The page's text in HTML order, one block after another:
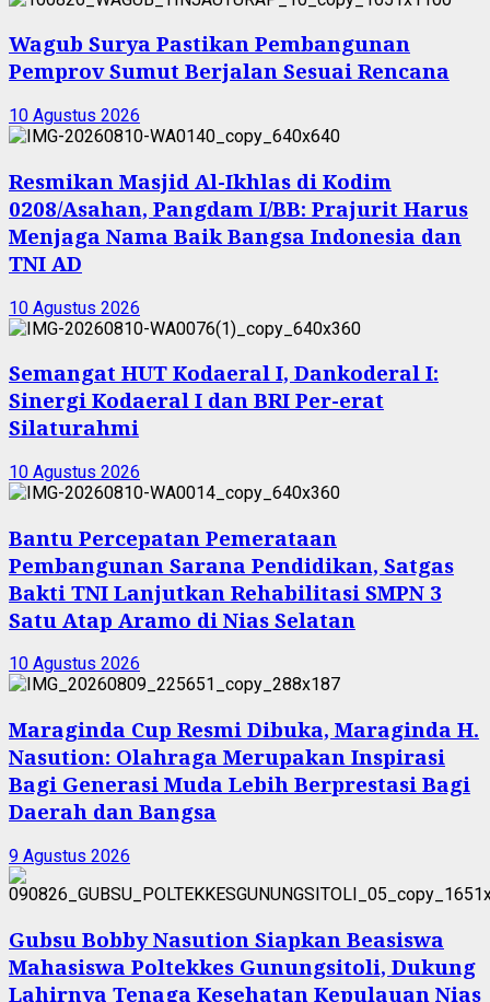
Wagub Surya Pastikan Pembangunan
Pemprov Sumut Berjalan Sesuai Rencana
10 Agustus 2026
Resmikan Masjid Al-Ikhlas di Kodim
0208/Asahan, Pangdam I/BB: Prajurit Harus
Menjaga Nama Baik Bangsa Indonesia dan
TNI AD
10 Agustus 2026
Semangat HUT Kodaeral I, Dankoderal I:
Sinergi Kodaeral I dan BRI Per-erat
Silaturahmi
10 Agustus 2026
Bantu Percepatan Pemerataan
Pembangunan Sarana Pendidikan, Satgas
Bakti TNI Lanjutkan Rehabilitasi SMPN 3
Satu Atap Aramo di Nias Selatan
10 Agustus 2026
Maraginda Cup Resmi Dibuka, Maraginda H.
Nasution: Olahraga Merupakan Inspirasi
Bagi Generasi Muda Lebih Berprestasi Bagi
Daerah dan Bangsa
9 Agustus 2026
Gubsu Bobby Nasution Siapkan Beasiswa
Mahasiswa Poltekkes Gunungsitoli, Dukung
Lahirnya Tenaga Kesehatan Kepulauan Nias